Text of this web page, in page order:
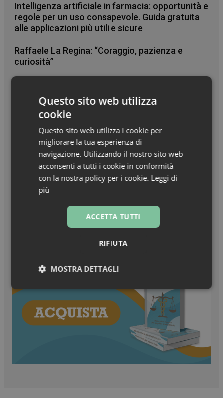
Intelligenza artificiale in farmacia: opportunità e
regole per un uso consapevole. Guida gratuita
alle applicazioni più utili e sicure
Raffaele La Regina: “Coraggio, pazienza e
curiosità”
dell’anno – Nuxe Linea Hair Prodigieux
Zanzare & West Nile virus, prevenzione prima di
Turisti stranieri in farmacia, come essere
sempre pronti all’accoglienza
Questo sito web utilizza
cookie
Questo sito web utilizza i cookie per
migliorare la tua esperienza di
navigazione. Utilizzando il nostro sito web
acconsenti a tutti i cookie in conformità
con la nostra policy per i cookie. Leggi di
più
ACCETTA TUTTI
RIFIUTA
MOSTRA DETTAGLI
Necessari Marketing
Non
classificati